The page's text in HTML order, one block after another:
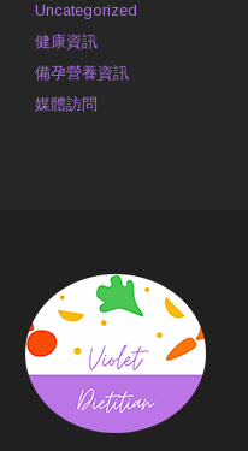
Uncategorized
健康資訊
備孕營養資訊
媒體訪問